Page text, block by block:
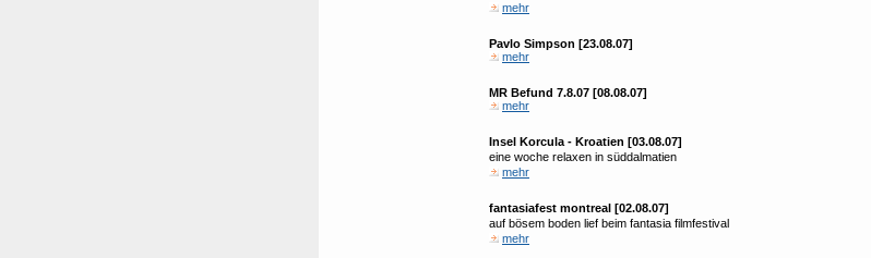
mehr
Pavlo Simpson [23.08.07]
mehr
MR Befund 7.8.07 [08.08.07]
mehr
Insel Korcula - Kroatien [03.08.07]
eine woche relaxen in süddalmatien
mehr
fantasiafest montreal [02.08.07]
auf bösem boden lief beim fantasia filmfestival
mehr